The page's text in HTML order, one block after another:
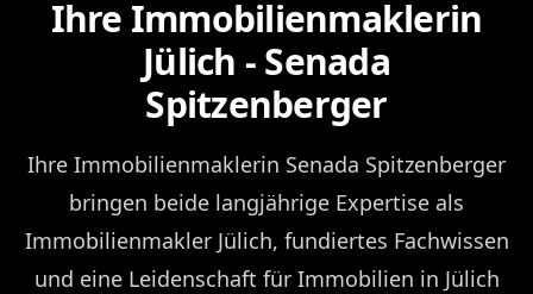
Ihre Immobilienmaklerin
Jülich - Senada
Spitzenberger
Ihre Immobilienmaklerin Senada Spitzenberger
bringen beide langjährige Expertise als
Immobilienmakler Jülich, fundiertes Fachwissen
und eine Leidenschaft für Immobilien in Jülich